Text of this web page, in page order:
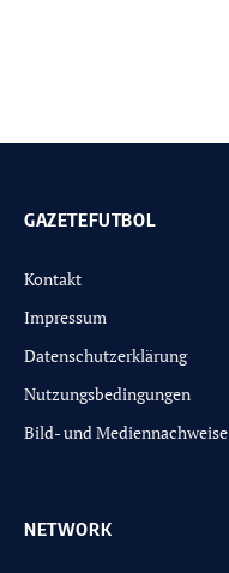
GAZETEFUTBOL
Kontakt
Impressum
Datenschutzerklärung
Nutzungsbedingungen
Bild- und Mediennachweise
NETWORK